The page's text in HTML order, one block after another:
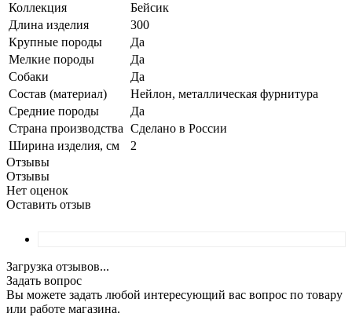
Коллекция
Бейсик
Длина изделия
300
Крупные породы
Да
Мелкие породы
Да
Собаки
Да
Состав (материал)
Нейлон, металлическая фурнитура
Средние породы
Да
Страна производства Сделано в России
Ширина изделия, см
2
Отзывы
Отзывы
Нет оценок
Оставить отзыв
Загрузка отзывов...
Задать вопрос
Вы можете задать любой интересующий вас вопрос по товару
или работе магазина.